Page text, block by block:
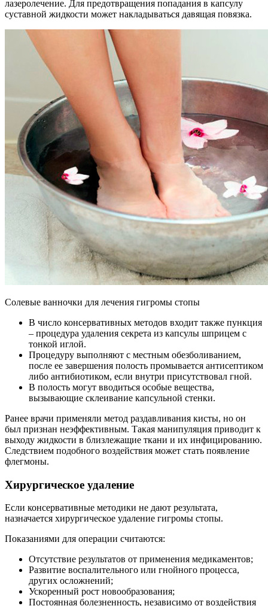
лазеролечение. Для предотвращения попадания в капсулу
суставной жидкости может накладываться давящая повязка.
Солевые ванночки для лечения гигромы стопы
В число консервативных методов входит также пункция
– процедура удаления секрета из капсулы шприцем с
тонкой иглой.
Процедуру выполняют с местным обезболиванием,
после ее завершения полость промывается антисептиком
либо антибиотиком, если внутри присутствовал гной.
В полость могут вводиться особые вещества,
вызывающие склеивание капсульной стенки.
Ранее врачи применяли метод раздавливания кисты, но он
был признан неэффективным. Такая манипуляция приводит к
выходу жидкости в близлежащие ткани и их инфицированию.
Следствием подобного воздействия может стать появление
флегмоны.
Хирургическое удаление
Если консервативные методики не дают результата,
назначается хирургическое удаление гигромы стопы.
Показаниями для операции считаются:
Отсутствие результатов от применения медикаментов;
Развитие воспалительного или гнойного процесса,
других осложнений;
Ускоренный рост новообразования;
Постоянная болезненность, независимо от воздействия